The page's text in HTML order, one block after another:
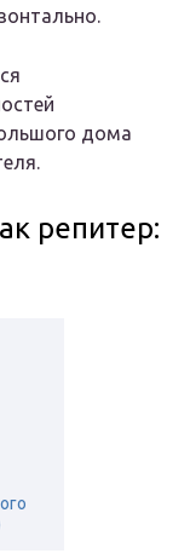
дома
репитер: